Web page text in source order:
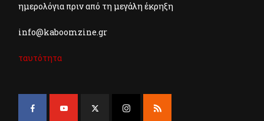
ημερολόγια πριν από τη μεγάλη έκρηξη
info@kaboomzine.gr
ταυτότητα